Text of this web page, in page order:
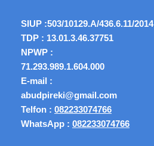
SIUP :503/10129.A/436.6.11/2014
TDP : 13.01.3.46.37751
NPWP :
71.293.989.1.604.000
E-mail :
abudpireki@gmail.com
Telfon : 082233074766
WhatsApp : 082233074766